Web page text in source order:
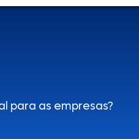
para as empresas?